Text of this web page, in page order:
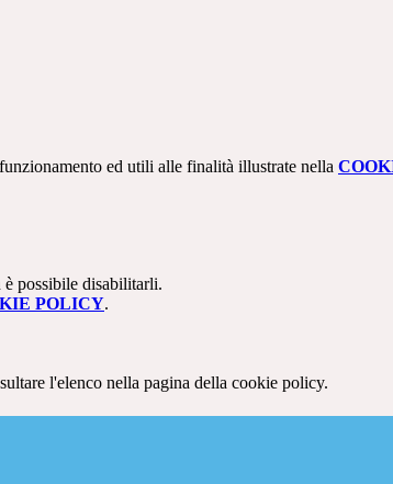
ed utili alle finalità illustrate nella
possibile disabilitarli.
POLICY.
l'elenco nella pagina della cookie policy.